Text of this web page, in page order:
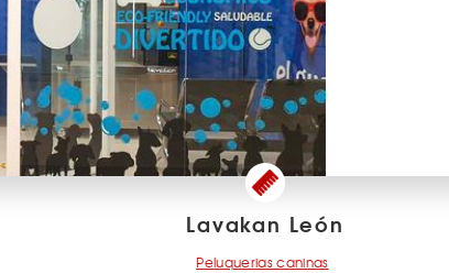
Lavakan León
Peluquerias caninas